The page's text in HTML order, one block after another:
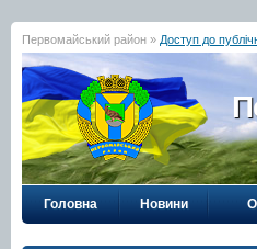
Первомайський район » Доступ до
Головна Новини